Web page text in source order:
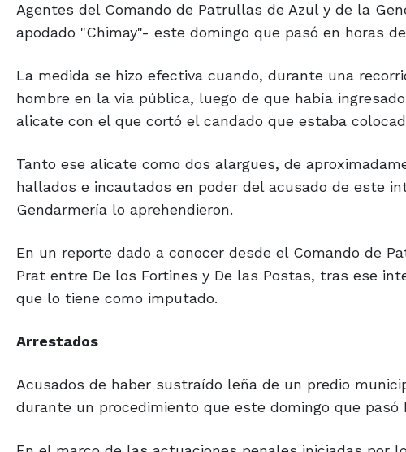
Agentes del Comando de Patrullas de Azul y de la
apodado "Chimay"- este domingo que pasó en horas
La medida se hizo efectiva cuando, durante una
hombre en la vía pública, luego de que había
alicate con el que cortó el candado que estaba
Tanto ese alicate como dos alargues, de
hallados e incautados en poder del acusado de este
Gendarmería lo aprehendieron.
En un reporte dado a conocer desde el Comando de
Prat entre De los Fortines y De las Postas, tras ese
que lo tiene como imputado.
Arrestados
Acusados de haber sustraído leña de un predio
durante un procedimiento que este domingo que